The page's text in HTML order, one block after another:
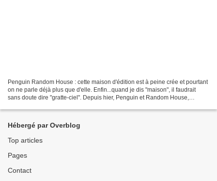
Penguin Random House : cette maison d'édition est à peine crée et pourtant
on ne parle déjà plus que d'elle. Enfin...quand je dis "maison", il faudrait
sans doute dire "gratte-ciel". Depuis hier, Penguin et Random House,
Hébergé par Overblog
Top articles
Pages
Contact